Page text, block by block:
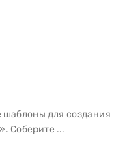
шаблоны для создания
Соберите ...